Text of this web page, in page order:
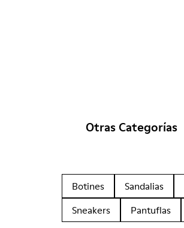
Otras Categorías
Botines Sandalias
Sneakers
Pantuflas